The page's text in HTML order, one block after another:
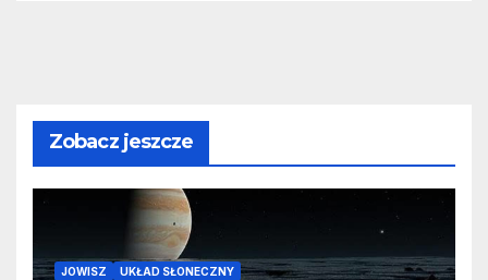
Zobacz jeszcze
JOWISZ UKŁAD SŁONECZNY